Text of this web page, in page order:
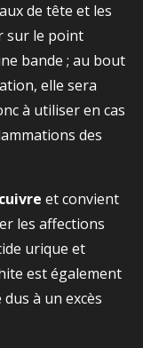
de tête et les
sur le point
bande ; au bout
elle sera
à utiliser en cas
des
cuivre et convient
les affections
urique et
est également
à un excès